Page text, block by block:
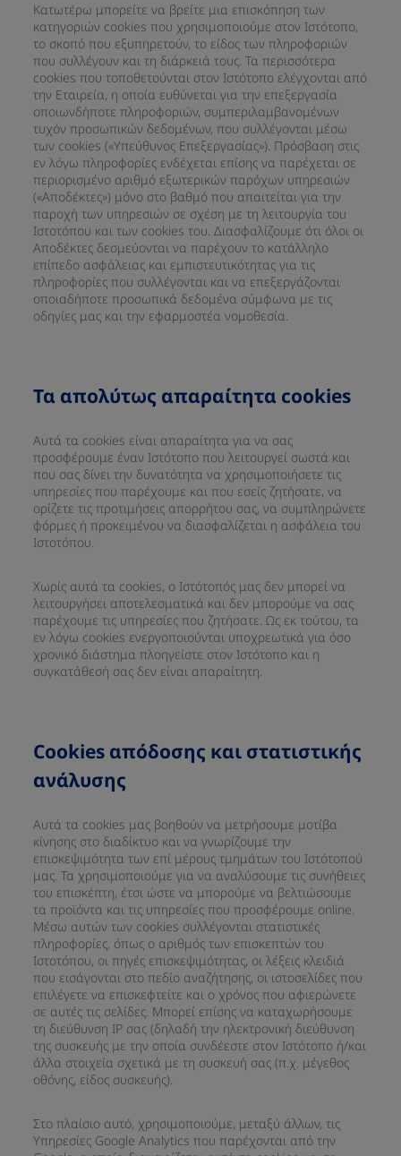
Κατωτέρω μπορείτε να βρείτε μια επισκόπηση των
κατηγοριών cookies που χρησιμοποιούμε στον Ιστότοπο,
το σκοπό που εξυπηρετούν, το είδος των πληροφοριών
που συλλέγουν και τη διάρκειά τους. Τα περισσότερα
cookies που τοποθετούνται στον Ιστότοπο ελέγχονται από
την Εταιρεία, η οποία ευθύνεται για την επεξεργασία
οποιωνδήποτε πληροφοριών, συμπεριλαμβανομένων
τυχόν προσωπικών δεδομένων, που συλλέγονται μέσω
των cookies («Υπεύθυνος Επεξεργασίας»). Πρόσβαση στις
εν λόγω πληροφορίες ενδέχεται επίσης να παρέχεται σε
περιορισμένο αριθμό εξωτερικών παρόχων υπηρεσιών
(«Αποδέκτες») μόνο στο βαθμό που απαιτείται για την
παροχή των υπηρεσιών σε σχέση με τη λειτουργία του
Ιστοτόπου και των cookies του. Διασφαλίζουμε ότι όλοι οι
Αποδέκτες δεσμεύονται να παρέχουν το κατάλληλο
επίπεδο ασφάλειας και εμπιστευτικότητας για τις
πληροφορίες που συλλέγονται και να επεξεργάζονται
οποιαδήποτε προσωπικά δεδομένα σύμφωνα με τις
οδηγίες μας και την εφαρμοστέα νομοθεσία.
Τα απολύτως απαραίτητα cookies
Αυτά τα cookies είναι απαραίτητα για να σας
προσφέρουμε έναν Ιστότοπο που λειτουργεί σωστά και
που σας δίνει την δυνατότητα να χρησιμοποιήσετε τις
υπηρεσίες που παρέχουμε και που εσείς ζητήσατε, να
ορίζετε τις προτιμήσεις απορρήτου σας, να συμπληρώνετε
φόρμες ή προκειμένου να διασφαλίζεται η ασφάλεια του
Ιστοτόπου.
Χωρίς αυτά τα cookies, ο Ιστότοπός μας δεν μπορεί να
λειτουργήσει αποτελεσματικά και δεν μπορούμε να σας
παρέχουμε τις υπηρεσίες που ζητήσατε. Ως εκ τούτου, τα
εν λόγω cookies ενεργοποιούνται υποχρεωτικά για όσο
χρονικό διάστημα πλοηγείστε στον Ιστότοπο και η
συγκατάθεσή σας δεν είναι απαραίτητη.
Cookies απόδοσης και στατιστικής
ανάλυσης
Αυτά τα cookies μας βοηθούν να μετρήσουμε μοτίβα
κίνησης στο διαδίκτυο και να γνωρίζουμε την
επισκεψιμότητα των επί μέρους τμημάτων του Ιστότοπού
μας. Τα χρησιμοποιούμε για να αναλύσουμε τις συνήθειες
του επισκέπτη, έτσι ώστε να μπορούμε να βελτιώσουμε
τα προϊόντα και τις υπηρεσίες που προσφέρουμε online.
Μέσω αυτών των cookies συλλέγονται στατιστικές
πληροφορίες, όπως ο αριθμός των επισκεπτών του
Ιστοτόπου, οι πηγές επισκεψιμότητας, οι λέξεις κλειδιά
που εισάγονται στο πεδίο αναζήτησης, οι ιστοσελίδες που
επιλέγετε να επισκεφτείτε και ο χρόνος που αφιερώνετε
σε αυτές τις σελίδες. Μπορεί επίσης να καταχωρήσουμε
τη διεύθυνση IP σας (δηλαδή την ηλεκτρονική διεύθυνση
της συσκευής με την οποία συνδέεστε στον Ιστότοπο ή/και
άλλα στοιχεία σχετικά με τη συσκευή σας (π.χ. μέγεθος
οθόνης, είδος συσκευής).
Στο πλαίσιο αυτό, χρησιμοποιούμε, μεταξύ άλλων, τις
Υπηρεσίες Google Analytics που παρέχονται από την